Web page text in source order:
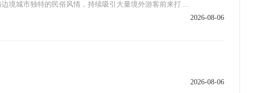
城市独特的民俗风情，持续吸引大量境外游客前来打 ...
2026-08-06
2026-08-06